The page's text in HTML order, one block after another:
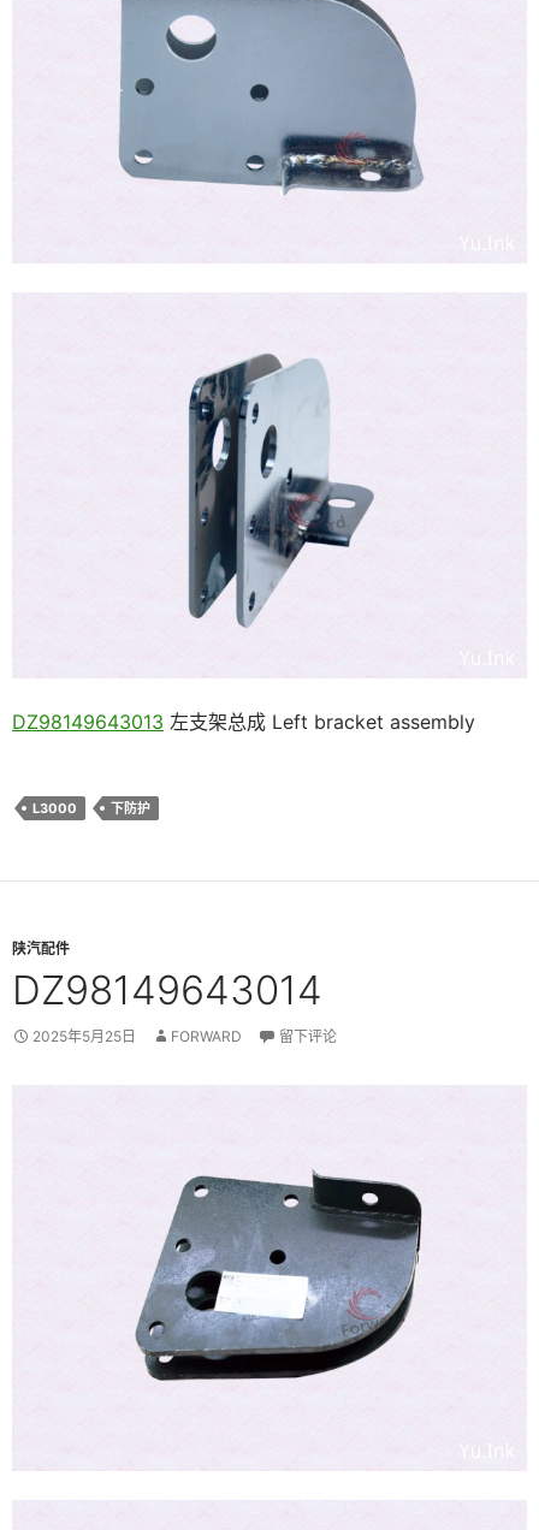
DZ98149643013 左支架总成 Left bracket assembly
L3000 下防护
陕汽配件
DZ98149643014
2025年5月25日 FORWARD 留下评论